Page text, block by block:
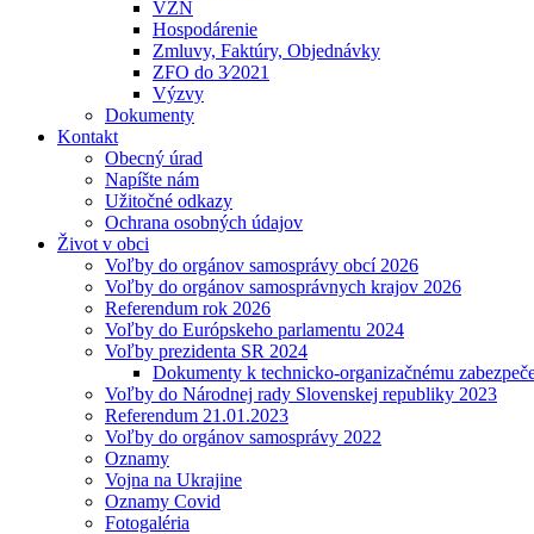
VZN
Hospodárenie
Zmluvy, Faktúry, Objednávky
ZFO do 3⁄2021
Výzvy
Dokumenty
Kontakt
Obecný úrad
Napíšte nám
Užitočné odkazy
Ochrana osobných údajov
Život v obci
Voľby do orgánov samosprávy obcí 2026
Voľby do orgánov samosprávnych krajov 2026
Referendum rok 2026
Voľby do Európskeho parlamentu 2024
Voľby prezidenta SR 2024
Dokumenty k technicko-organizačnému
Voľby do Národnej rady Slovenskej republiky 2023
Referendum 21.01.2023
Voľby do orgánov samosprávy 2022
Oznamy
Vojna na Ukrajine
Oznamy Covid
Fotogaléria